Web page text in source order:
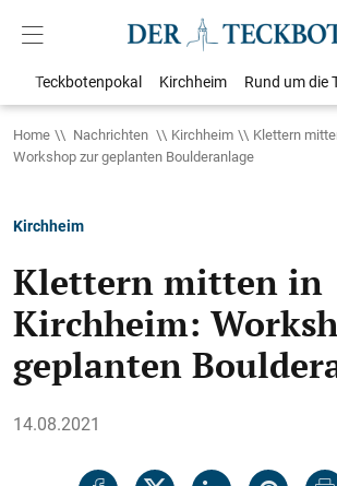
Teckbotenpokal Kirchheim Rund um die
Home Nachrichten Kirchheim
Klettern
Workshop zur geplanten Boulderanlage
Kirchheim
Klettern mitten in
Kirchheim:
geplanten
14.08.2021